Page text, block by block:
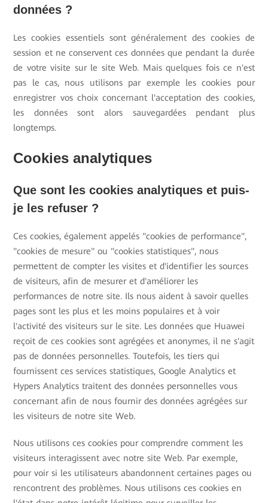
données ?
Les cookies essentiels sont généralement des cookies de
session et ne conservent ces données que pendant la durée
de votre visite sur le site Web. Mais quelques fois ce n'est
pas le cas, nous utilisons par exemple les cookies pour
enregistrer vos choix concernant l'acceptation des cookies,
les données sont alors sauvegardées pendant plus
longtemps.
Cookies analytiques
Que sont les cookies analytiques et puis-
je les refuser ?
Ces cookies, également appelés "cookies de performance",
"cookies de mesure" ou "cookies statistiques", nous
permettent de compter les visites et d'identifier les sources
de visiteurs, afin de mesurer et d'améliorer les
performances de notre site. Ils nous aident à savoir quelles
pages sont les plus et les moins populaires et à voir
l'activité des visiteurs sur le site. Les données que Huawei
reçoit de ces cookies sont agrégées et anonymes, il ne s'agit
pas de données personnelles. Toutefois, les tiers qui
fournissent ces services statistiques, Google Analytics et
Hypers Analytics traitent des données personnelles vous
concernant afin de nous fournir des données agrégées sur
les visiteurs de notre site Web.
Nous utilisons ces cookies pour comprendre comment les
visiteurs interagissent avec notre site Web. Par exemple,
pour voir si les utilisateurs abandonnent certaines pages ou
rencontrent des problèmes. Nous utilisons ces cookies en